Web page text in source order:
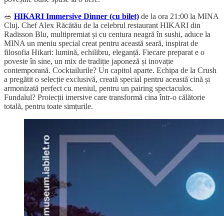
🥗 HIKARI Immersive Dinner (cu bilet) de la ora 21:00 la MINA
Cluj. Chef Alex Răcătău de la celebrul restaurant HIKARI din
Radisson Blu, multipremiat și cu centura neagră în sushi, aduce la
MINA un meniu special creat pentru această seară, inspirat de
filosofia Hikari: lumină, echilibru, eleganță. Fiecare preparat e o
poveste în sine, un mix de tradiție japoneză și inovație
contemporană. Cocktailurile? Un capitol aparte. Echipa de la Crush
a pregătit o selecție exclusivă, creată special pentru această cină și
armonizată perfect cu meniul, pentru un pairing spectaculos.
Fundalul? Proiecții imersive care transformă cina într-o călătorie
totală, pentru toate simțurile.